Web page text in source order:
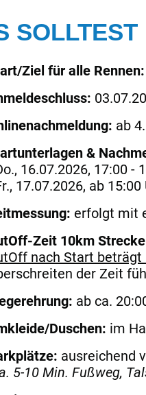
Ziel für alle Rennen:
ab
&
16.07.2026, 17:00 -
17.07.2026, ab 15:00
erfolgt mit
Zeit 10km
nach Start beträgt
der Zeit
ab ca.
Duschen: im
ausreichend
5-10 Min. Fußweg,